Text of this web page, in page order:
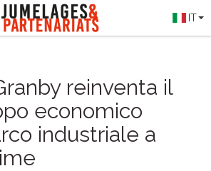
IT
reinventa il
economico
industriale a